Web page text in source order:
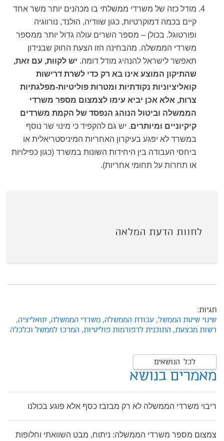
מודל כזה של משרדי ממשלתי בו מכהנים יותר משר אחד
קיים בכמה דמוקרטיות, כגון שוודיה, הולנד, נורווגיה
ופורטוגל. בכולן – מספר השרים עולה גדול יותר ממספר
משרדי הממשלה. מהבחינה הזו הצעת החוק שבנידון
תאפשר לישראל להנהיג מודל דומה. יש לקוות, עם זאת,
שהתיקון המוצע אינו בא רק כדי לשרת דרישות
קואליציוניות נקודתיות ומטרות פוליטיות-מפלגתיות
צרות, אלא אכן יביא עימו לצמצום מספר משרדי
הממשלה וביטול הנוהג הנפסד של הקמת משרדים
קיקיוניים ומיותרים. יש גם להקפיד כי מינוי שר נוסף
במשרד לא יפגע בעיקרון האחריות המיניסטריאלית או
ביחסי העבודה בין היחידות השונות במשרד (כגון כפילויות
או תחרות על תחומי אחריות).
לחוות הדעת המלאה
תגיות:
שינוי שיטת הממשל, עבודת הממשלה, משרדי הממשלה, קואליציה,
רשות מבצעת, התוכנית לרפורמות פוליטיות, המרכז לממשל וכלכלה
לכל הנושאים
מאמרים בנושא
ריבוי משרדי הממשלה לא רק מבזבז כסף אלא פוגע בכולנו
צמצום מספר משרדי הממשלה: ניתוח, מבט השוואתי וחלופות